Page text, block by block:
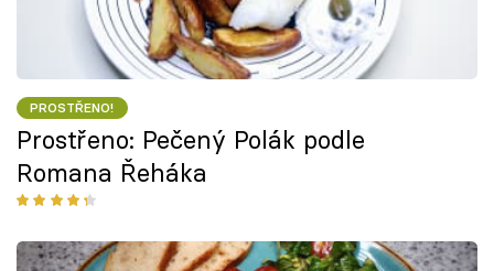
Sledujte nás
PROSTŘENO!
Prostřeno: Pečený Polák podle
Romana Řeháka